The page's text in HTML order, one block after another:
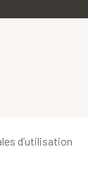
d’utilisation